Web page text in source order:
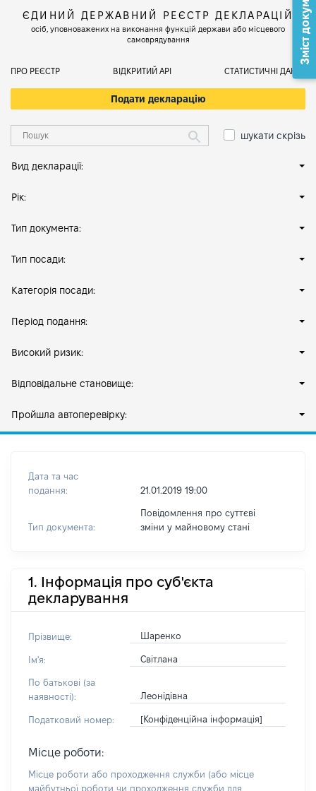
ЄДИНИЙ ДЕРЖАВНИЙ РЕЄСТР ДЕКЛАРАЦІЙ
осіб, уповноважених на виконання функцій держави або місцевого
самоврядування
ПРО РЕЄСТР ВІДКРИТИЙ АРІ СТАТИСТИЧНІ ДАНІ
Подати декларацію
шукати скрізь
Вид декларації:
Рік:
Тип документа:
Тип посади:
Категорія посади:
Період подання:
Високий ризик:
Відповідальне становище:
Пройшла автоперевірку:
Дата та час
подання:
21.01.2019 19:00
Тип документа:
Повідомлення про суттєві
зміни y майновому стані
1. Інформація про суб'єкта
декларування
Прізвище: Шаренко
Ім'я: Світлана
По батькові (за
наявності):
Леонідівна
Податковий номер: [Конфіденційна інформація]
Місце роботи:
Місце роботи або проходження служби (або місце
майбутньої роботи чи проходження служби для
Зміст документа